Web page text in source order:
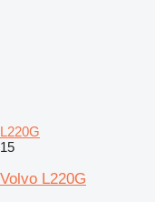
L220G
15
Volvo L220G